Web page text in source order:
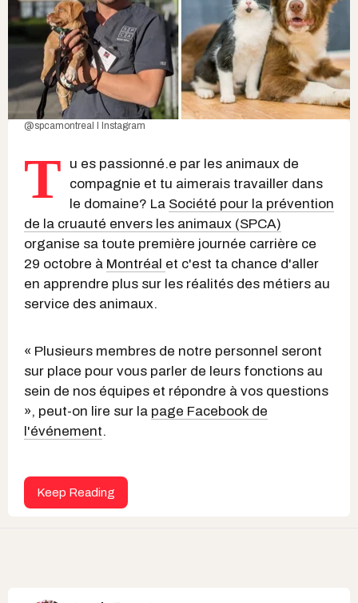
@spcamontreal I Instagram
T
u es passionné.e par les animaux de
compagnie et tu aimerais travailler dans
le domaine? La Société pour la prévention
de la cruauté envers les animaux (SPCA)
organise sa toute première journée carrière ce
29 octobre à Montréal et c'est ta chance d'aller
en apprendre plus sur les réalités des métiers au
service des animaux.
« Plusieurs membres de notre personnel seront
sur place pour vous parler de leurs fonctions au
sein de nos équipes et répondre à vos questions
», peut-on lire sur la page Facebook de
l'événement.
Keep Reading